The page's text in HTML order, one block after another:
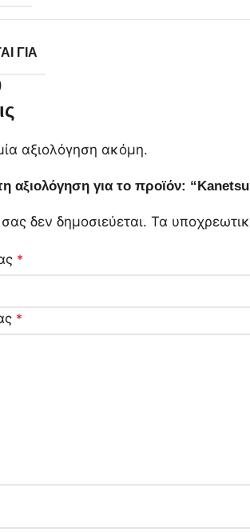
ΓΙΑ
αξιολόγηση ακόμη.
αξιολόγηση για το προϊόν:
δεν δημοσιεύεται. Τα
*
*